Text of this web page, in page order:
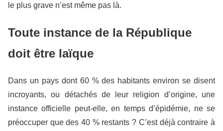
le plus grave n’est même pas là.
Toute instance de la République
doit être laïque
Dans un pays dont 60 % des habitants environ se disent
incroyants, ou détachés de leur religion d’origine, une
instance officielle peut-elle, en temps d’épidémie, ne se
préoccuper que des 40 % restants ? C’est déjà contraire à